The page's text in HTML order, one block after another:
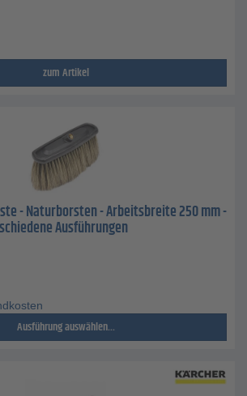
zum Artikel
- Naturborsten - Arbeitsbreite 250 mm -
Ausführungen
Ausführung auswählen...